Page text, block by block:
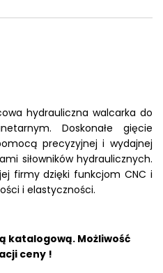
hydrauliczna walcarka do
Doskonałe gięcie
precyzyjnej i wydajnej
siłowników hydraulicznych.
firmy dzięki funkcjom CNC i
i elastyczności.
katalogową. Możliwość
ceny !